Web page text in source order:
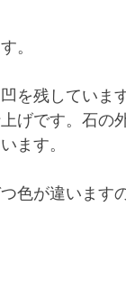
。
を残していま
げです。石の
ます。
色が違います